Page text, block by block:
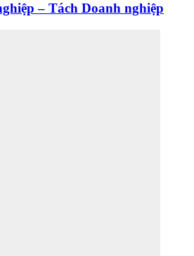
– Tách Doanh nghiệp